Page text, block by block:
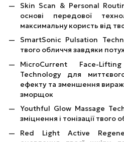
Skin Scan & Personal
основі передової
максимальну користь від
SmartSonic Pulsation
твого обличчя завдяки
MicroCurrent Face-
Technology для
ефекту та зменшення
зморщок
Youthful Glow Massage
зміцнення і тонізації твого
Red Light Active